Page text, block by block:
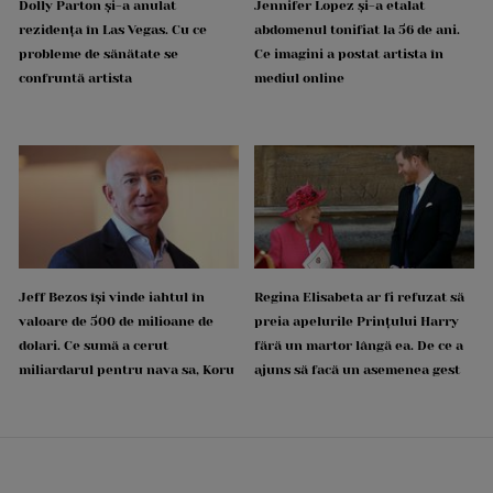
Dolly Parton și-a anulat
rezidența în Las Vegas. Cu ce
probleme de sănătate se
confruntă artista
Jennifer Lopez și-a etalat
abdomenul tonifiat la 56 de ani.
Ce imagini a postat artista în
mediul online
Jeff Bezos își vinde iahtul în
valoare de 500 de milioane de
dolari. Ce sumă a cerut
miliardarul pentru nava sa, Koru
Regina Elisabeta ar fi refuzat să
preia apelurile Prințului Harry
fără un martor lângă ea. De ce a
ajuns să facă un asemenea gest